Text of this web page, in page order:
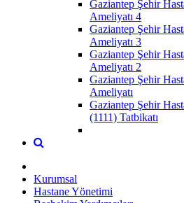
Gaziantep Şehir
Ameliyatı 4
Gaziantep Şehir
Ameliyatı 3
Gaziantep Şehir
Ameliyatı 2
Gaziantep Şehir
Ameliyatı
Gaziantep Şehir
(1111) Tatbikatı
Kurumsal
Hastane Yönetimi